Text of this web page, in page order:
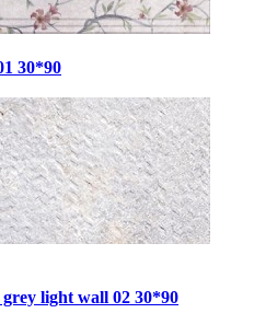
30*90
light wall 02 30*90